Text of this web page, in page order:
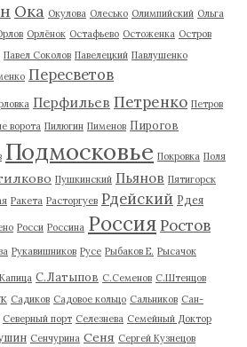
Ока Окулова Олесько Олимпийский Ольга
Орлёнок Остафьево Остоженка Остров
Павел Соколов Павелецкий Павлушенко
Пересветов
Перфильев Петренко Петров
ворота Пилюгин Пименов Пирогов
Подмосковье Покровка Поля
Пушкинский Пьянов Пятигорск
Ракета Расторгуев Рдейский Рдея
Росси Россина Россия Ростов
Рукавишников Русе Рыбаков Е. Рысачок
С.Латыпов С.Семенов С.Штенцов
Садиков Садовое кольцо Сальников Сан-
Северный порт Селезнева Семейный Доктор
Сенчурина Сеня Сергей Кузнецов